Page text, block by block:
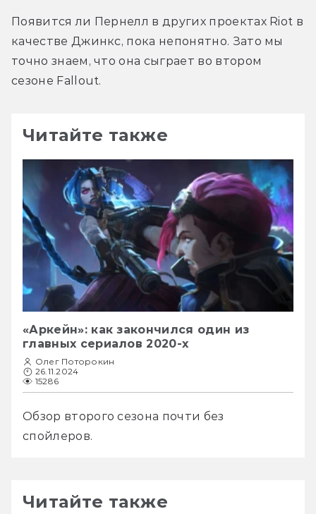
Появится ли Пернелл в других проектах Riot в
качестве Джинкс, пока непонятно. Зато мы
точно знаем, что она сыграет во втором
сезоне Fallout.
Читайте также
«Аркейн»: как закончился один из
главных сериалов 2020-х
Олег Поторокин
26.11.2024
15286
Обзор второго сезона почти без
спойлеров.
Читайте также